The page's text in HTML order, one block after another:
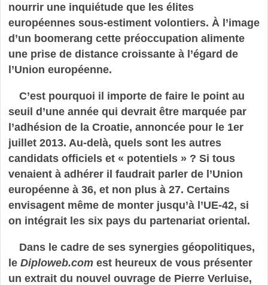
nourrir une inquiétude que les élites
européennes sous-estiment volontiers. À l’image
d’un boomerang cette préoccupation alimente
une prise de distance croissante à l’égard de
l’Union européenne.
C’est pourquoi il importe de faire le point au
seuil d’une année qui devrait être marquée par
l’adhésion de la Croatie, annoncée pour le 1er
juillet 2013. Au-delà, quels sont les autres
candidats officiels et « potentiels » ? Si tous
venaient à adhérer il faudrait parler de l’Union
européenne à 36, et non plus à 27. Certains
envisagent même de monter jusqu’à l’UE-42, si
on intégrait les six pays du partenariat oriental.
Dans le cadre de ses synergies géopolitiques,
le Diploweb.comest heureux de vous présenter
un extrait du nouvel ouvrage de Pierre Verluise,